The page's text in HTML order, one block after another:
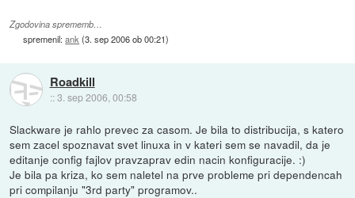
Zgodovina sprememb…
spremenil:ank (3. sep 2006 ob 00:21)
Roadkill
::3. sep 2006, 00:58
Slackware je rahlo prevec za casom. Je bila to distribucija, s katero
sem zacel spoznavat svet linuxa in v kateri sem se navadil, da je
editanje config fajlov pravzaprav edin nacin konfiguracije. :)
Je bila pa kriza, ko sem naletel na prve probleme pri dependencah
pri compilanju "3rd party" programov..